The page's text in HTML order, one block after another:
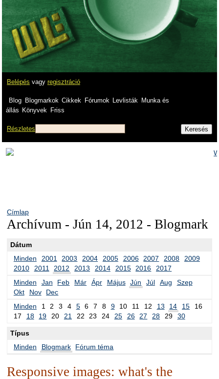
Belépés vagy regisztráció
Blog Blogmarkok Cikkek Fórumok Levlisták
Munka és
állás Könyvek Friss
Részletes
Címlap
Archívum - Jún 14, 2012 - Blogmark
Dátum
Minden
2001 2003 2004 2005 2006 2007 2008
2009
2010
2011 2012 2013 2014 2015 2016
2017
Minden
Jan Feb Már Ápr Május Jún Júl Aug
Szep
Okt
Nov
Dec
Minden
1 2 3 4 5 6 7 8 9 10 11 12 13 14 15
16
17
18 19 20 21 22 23 24 25 26 27 28 29 30
Típus
Minden
Blogmark Fórum téma
Responsive images: what's the